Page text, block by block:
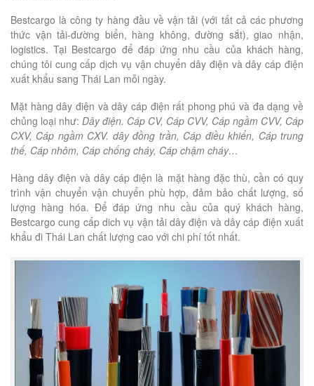
Bestcargo là công ty hàng đầu về vận tải (với tất cả các phương
thức vận tải-đường biển, hàng không, đường sắt), giao nhận,
logistics. Tại Bestcargo để đáp ứng nhu cầu của khách hàng,
chúng tôi cung cấp dịch vụ vận chuyển dây điện và dây cáp điện
xuất khẩu sang Thái Lan mỗi ngày.
Mặt hàng dây điện và dây cáp điện rất phong phú và đa dạng về
chủng loại như: Dây điện. Cáp CV, Cáp CVV, Cáp ngầm CVV, Cáp
CXV, Cáp ngầm CXV. dây đồng trần, Cáp điều khiển, Cáp trung
thế, Cáp nhôm, Cáp chống cháy, Cáp chậm cháy…
Hàng dây điện và dây cáp điện là mặt hàng đặc thù, cần có quy
trình vận chuyển vận chuyển phù hợp, đảm bảo chất lượng, số
lượng hàng hóa. Để đáp ứng nhu cầu của quý khách hàng,
Bestcargo cung cấp dich vụ vận tải dây điện và dây cáp điện xuất
khẩu đi Thái Lan chất lượng cao với chi phí tốt nhất.